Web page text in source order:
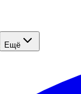
Ещё